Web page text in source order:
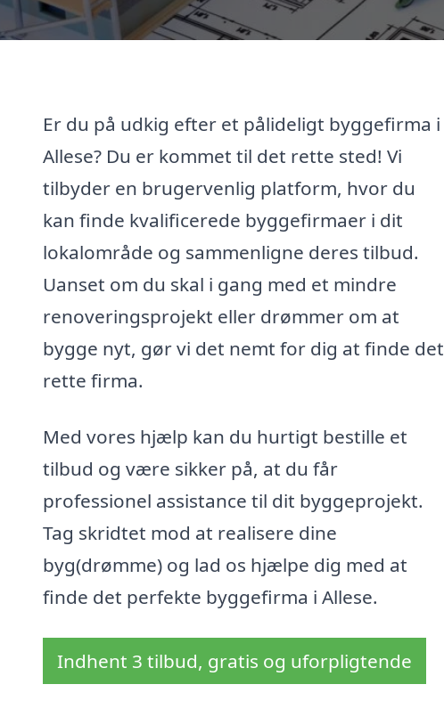
Er du på udkig efter et pålideligt byggefirma i
Allese? Du er kommet til det rette sted! Vi
tilbyder en brugervenlig platform, hvor du
kan finde kvalificerede byggefirmaer i dit
lokalområde og sammenligne deres tilbud.
Uanset om du skal i gang med et mindre
renoveringsprojekt eller drømmer om at
bygge nyt, gør vi det nemt for dig at finde det
rette firma.
Med vores hjælp kan du hurtigt bestille et
tilbud og være sikker på, at du får
professionel assistance til dit byggeprojekt.
Tag skridtet mod at realisere dine
byg(drømme) og lad os hjælpe dig med at
finde det perfekte byggefirma i Allese.
Indhent 3 tilbud, gratis og uforpligtende